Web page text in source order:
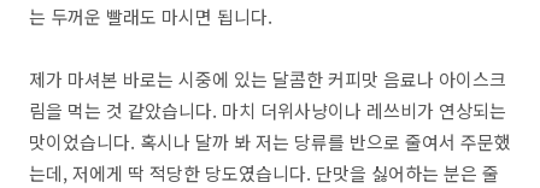
는 두꺼운 빨래도 마시면 됩니다.
제가 마셔본 바로는 시중에 있는 달콤한 커피맛 음료나 아이스크
림을 먹는 것 같았습니다. 마치 더위사냥이나 레쓰비가 연상되는
맛이었습니다. 혹시나 달까 봐 저는 당류를 반으로 줄여서 주문했
는데, 저에게 딱 적당한 당도였습니다. 단맛을 싫어하는 분은 줄